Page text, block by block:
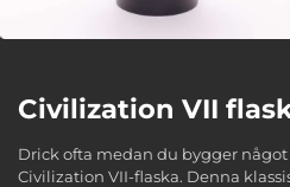
Civilization VII
Drick ofta medan du bygger
Civilization VII-flaska. Denna